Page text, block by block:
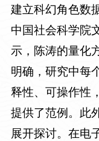
建立科幻角色数
中国社会科学院
示，陈涛的量化
明确，研究中每
释性、可操作性
提供了范例。此
展开探讨。在电